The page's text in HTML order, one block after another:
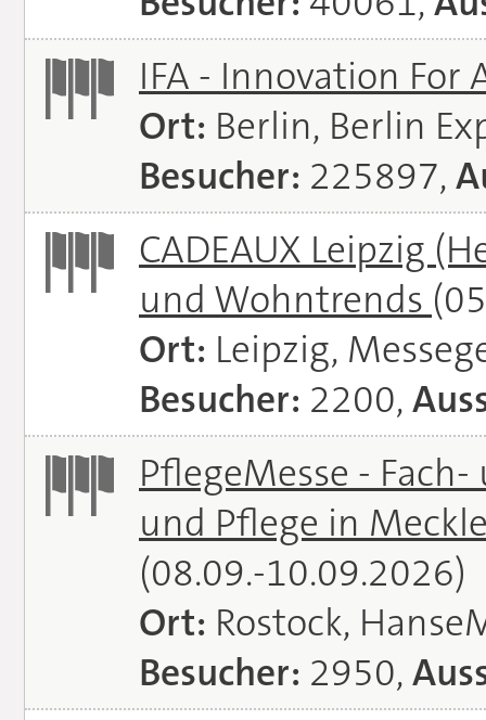
IFA - Innovation For
Ort: Berlin, Berlin
Besucher: 225897,
CADEAUX Leipzig
und Wohntrends
Ort: Leipzig,
Besucher: 2200,
PflegeMesse -
und Pflege in
(08.09.-10.09.2026)
Ort: Rostock,
Besucher: 2950,